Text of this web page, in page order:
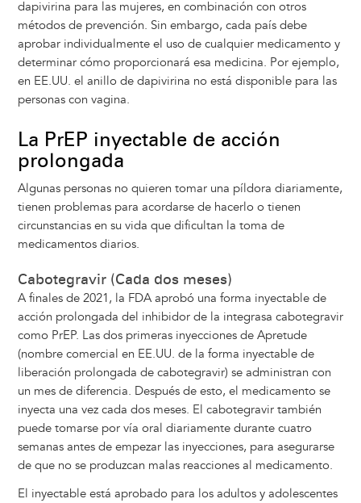
dapivirina para las mujeres, en combinación con otros
métodos de prevención. Sin embargo, cada país debe
aprobar individualmente el uso de cualquier medicamento y
determinar cómo proporcionará esa medicina. Por ejemplo,
en EE.UU. el anillo de dapivirina no está disponible para las
personas con vagina.
La PrEP inyectable de acción
prolongada
Algunas personas no quieren tomar una píldora diariamente,
tienen problemas para acordarse de hacerlo o tienen
circunstancias en su vida que dificultan la toma de
medicamentos diarios.
Cabotegravir (Cada dos meses)
A finales de 2021, la FDA aprobó una forma inyectable de
acción prolongada del inhibidor de la integrasa cabotegravir
como PrEP. Las dos primeras inyecciones de Apretude
(nombre comercial en EE.UU. de la forma inyectable de
liberación prolongada de cabotegravir) se administran con
un mes de diferencia. Después de esto, el medicamento se
inyecta una vez cada dos meses. El cabotegravir también
puede tomarse por vía oral diariamente durante cuatro
semanas antes de empezar las inyecciones, para asegurarse
de que no se produzcan malas reacciones al medicamento.
El inyectable está aprobado para los adultos y adolescentes